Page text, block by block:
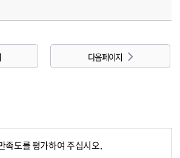
다음 페이지
족도를 평가하여 주십시오.